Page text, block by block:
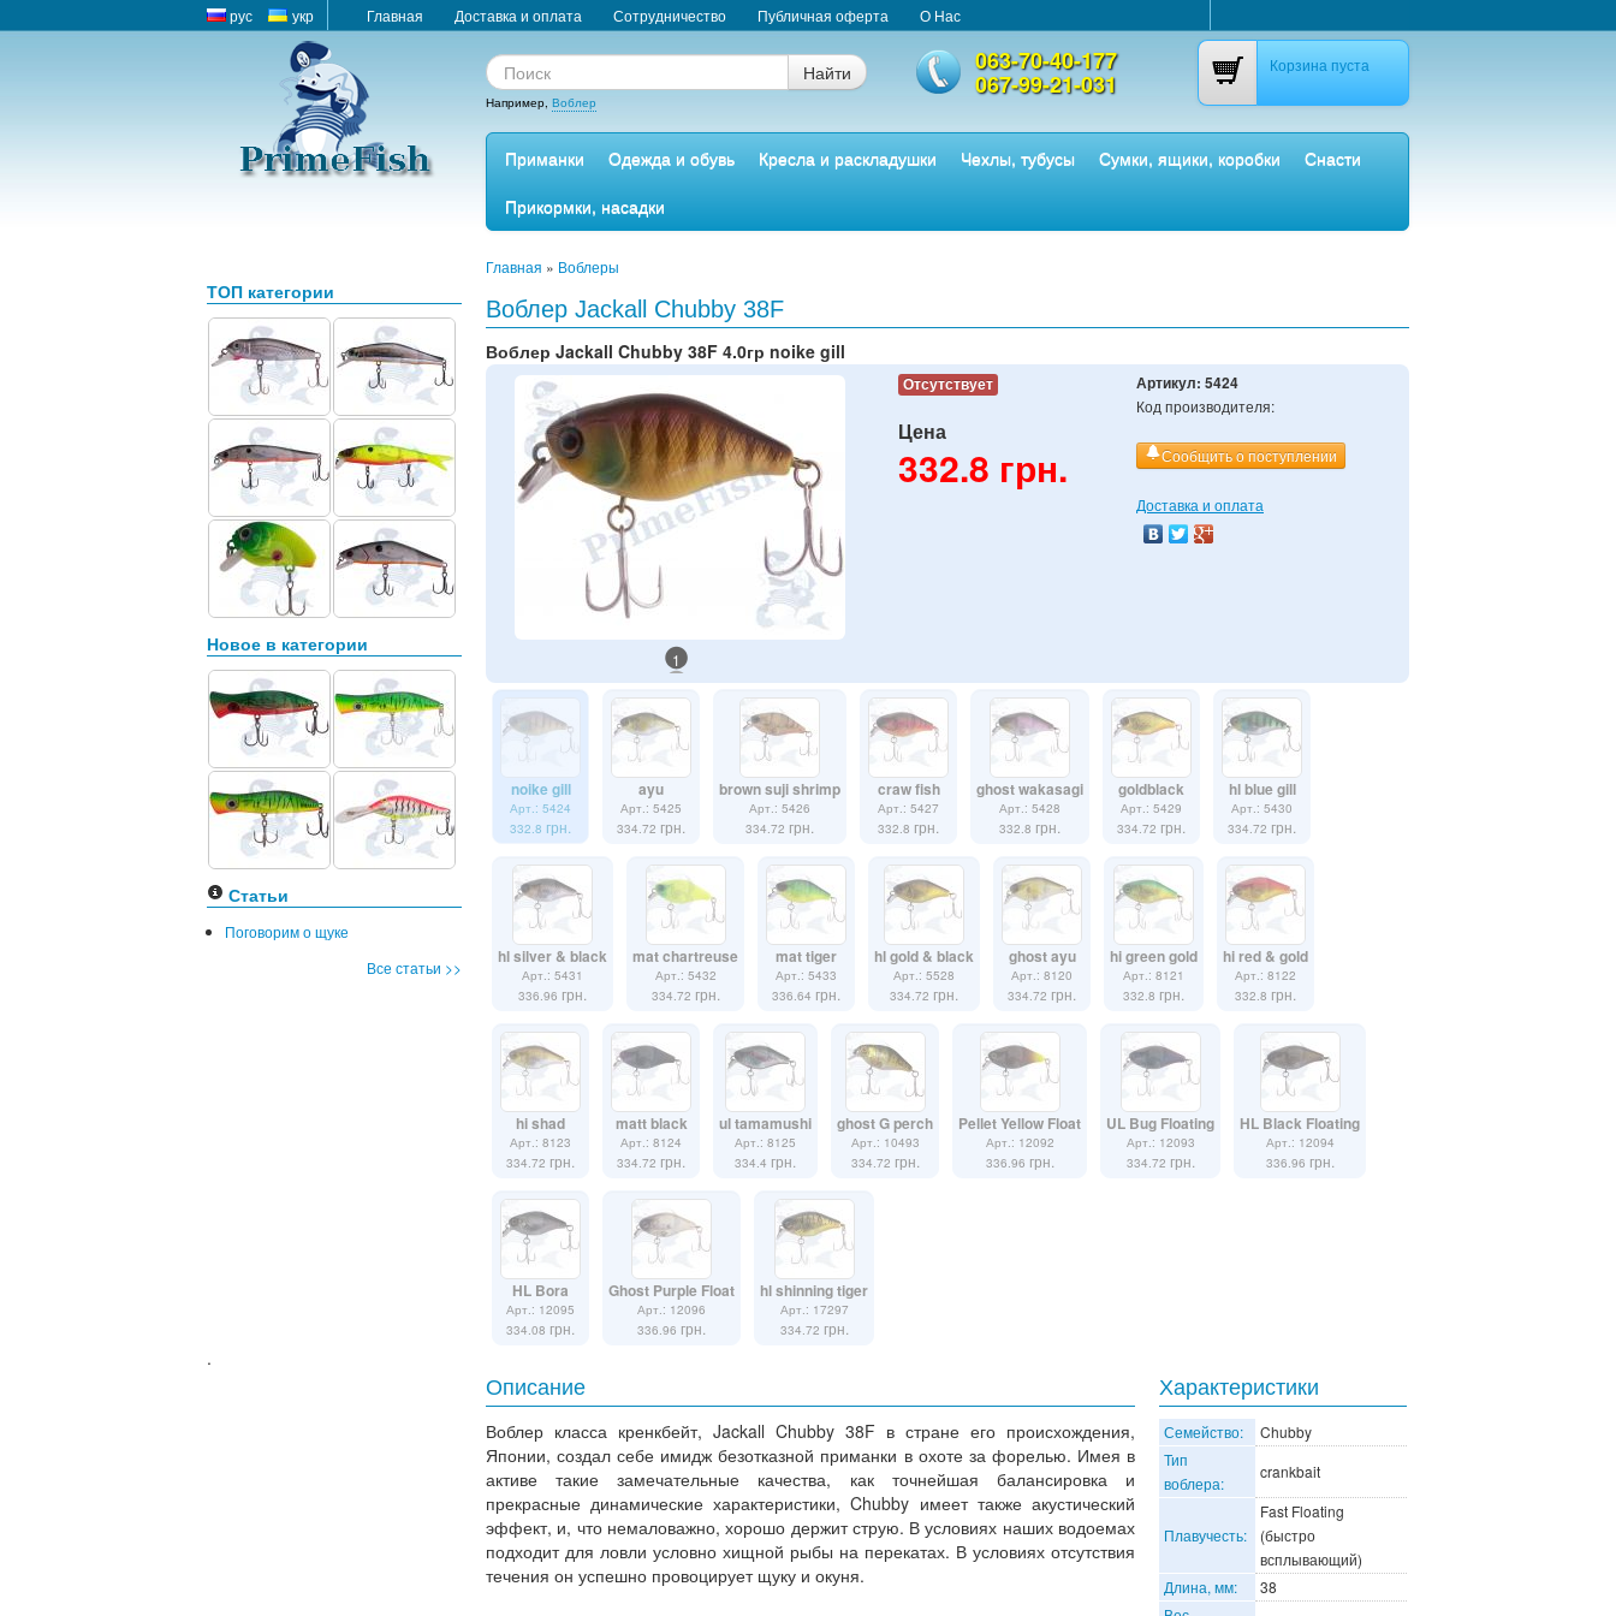
рус укр Главная Доставка и оплата Сотрудничество Публичная оферта О Нас
Найти
Например, Воблер
063-70-40-177
067-99-21-031
Корзина пуста
Приманки Одежда и обувь Кресла и раскладушки Чехлы, тубусы Сумки, ящики, коробки
Снасти
Прикормки, насадки
ТОП категории
Новое в категории
Статьи
Поговорим о щуке
Все статьи >>
.
Главная » Воблеры
Воблер Jackall Chubby 38F
Воблер Jackall Chubby 38F 4.0гр noike gill
1
Отсутствует
Цена
332.8 грн.
Артикул: 5424
Код производителя:
Сообщить о поступлении
Доставка и оплата
noike gill
Арт.: 5424
332.8 грн.
ayu
Арт.: 5425
334.72 грн.
brown suji shrimp
Арт.: 5426
334.72 грн.
craw fish
Арт.: 5427
332.8 грн.
ghost wakasagi
Арт.: 5428
332.8 грн.
goldblack
Арт.: 5429
334.72 грн.
hl blue gill
Арт.: 5430
334.72 грн.
hl silver & black
Арт.: 5431
336.96 грн.
mat chartreuse
Арт.: 5432
334.72 грн.
mat tiger
Арт.: 5433
336.64 грн.
hl gold & black
Арт.: 5528
334.72 грн.
ghost ayu
Арт.: 8120
334.72 грн.
hi green gold
Арт.: 8121
332.8 грн.
hi red & gold
Арт.: 8122
332.8 грн.
hi shad
Арт.: 8123
334.72 грн.
matt black
Арт.: 8124
334.72 грн.
ul tamamushi
Арт.: 8125
334.4 грн.
ghost G perch
Арт.: 10493
334.72 грн.
Pellet Yellow Float
Арт.: 12092
336.96 грн.
UL Bug Floating
Арт.: 12093
334.72 грн.
HL Black Floating
Арт.: 12094
336.96 грн.
HL Bora
Арт.: 12095
334.08 грн.
Ghost Purple Float
Арт.: 12096
336.96 грн.
hl shinning tiger
Арт.: 17297
334.72 грн.
Описание
Воблер класса кренкбейт, Jackall Chubby 38F в стране его происхождения,
Японии, создал себе имидж безотказной приманки в охоте за форелью. Имея в
активе такие замечательные качества, как точнейшая балансировка и
прекрасные динамические характеристики, Chubby имеет также акустический
эффект, и, что немаловажно, хорошо держит струю. В условиях наших водоемах
подходит для ловли условно хищной рыбы на перекатах. В условиях отсутствия
течения он успешно провоцирует щуку и окуня.
Характеристики
Семейство:
Chubby
Тип
воблера:
crankbait
Плавучесть:
Fast Floating
(быстро
всплывающий)
Длина, мм:
38